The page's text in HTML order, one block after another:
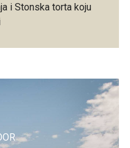
i Stonska torta koju